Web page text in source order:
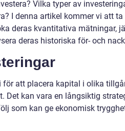
Vilka typer av
I denna artikel kommer vi att ta
deras kvantitativa mätningar,
deras historiska för- och
för att placera kapital i olika
Det kan vara en långsiktig
som kan ge ekonomisk